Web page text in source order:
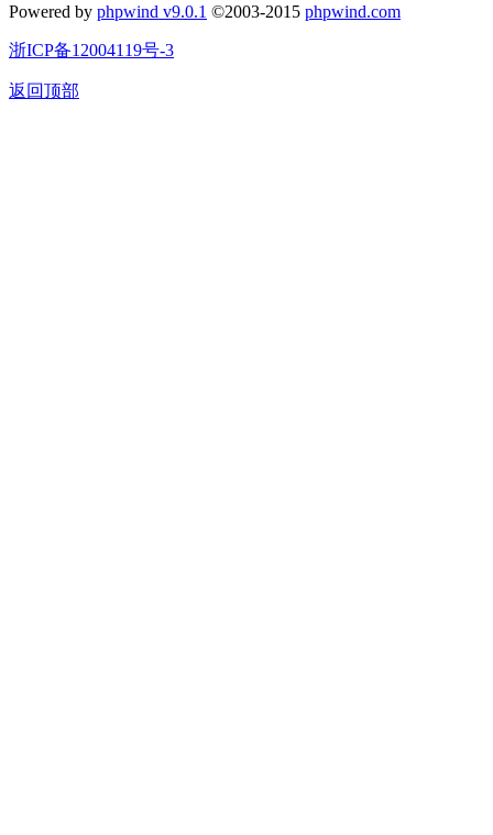
Powered by phpwind v9.0.1 ©2003-2015 phpwind.com
浙ICP备12004119号-3
返回顶部